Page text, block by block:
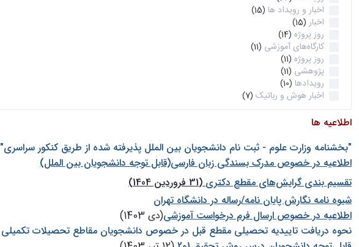
اخبار و رویداد ها (15)
اخبار (15)
روز پروژه (14)
کارگاه‌های آموزشی (11)
روز پروژه (11)
پژوهشی (11)
رویدادها (10)
اخبار هوش و رباتیک (7)
اطلاعیه ها
"بخشنامه وزارت علوم - ثبت نام دانشجويان بين الملل پذيرفته شده از طريق كنكور سراسری"
اطلاعیه در خصوص مدرک بسندگی زبان فارسی(قابل توجه دانشجویان بین الملل)
تقسیم بندی گرایش‌های مقطع دکتری(31 فروردین 1404)
شيوه نامه نگارش پايان نامه/رساله در دانشگاه تهران
اطلاعیه در خصوص ارسال فرم درخواست آموزشی(دی 1403)
نحوه دریافت تاییدیه تحصیلی مقطع قبل در خصوص دانشجویان مقاطع تحصیلات تکمیلی